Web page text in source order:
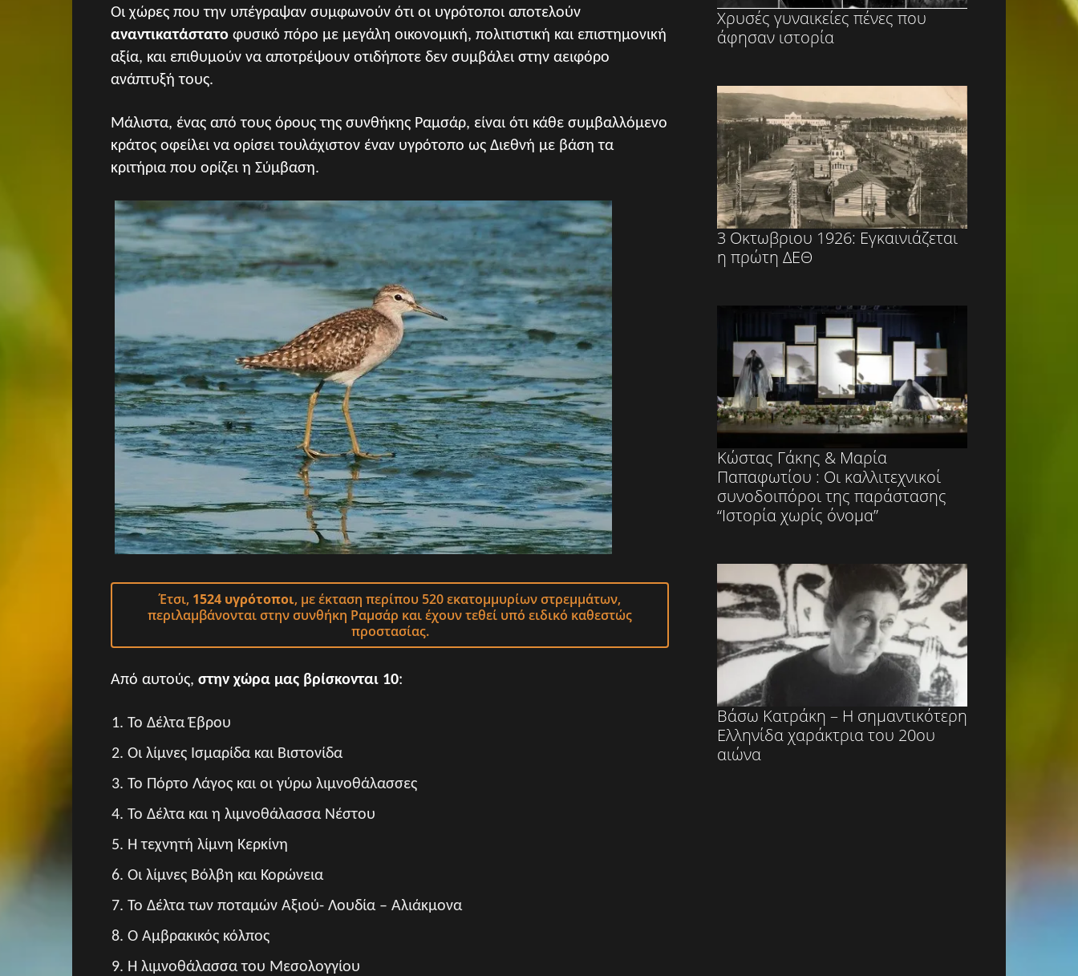
Οι χώρες που την υπέγραψαν συμφωνούν ότι οι υγρότοποι αποτελούν
αναντικατάστατο φυσικό πόρο με μεγάλη οικονομική, πολιτιστική και επιστημονική
αξία, και επιθυμούν να αποτρέψουν οτιδήποτε δεν συμβάλει στην αειφόρο
ανάπτυξή τους.
Μάλιστα, ένας από τους όρους της συνθήκης Ραμσάρ, είναι ότι κάθε συμβαλλόμενο
κράτος οφείλει να ορίσει τουλάχιστον έναν υγρότοπο ως Διεθνή με βάση τα
κριτήρια που ορίζει η Σύμβαση.
Έτσι, 1524 υγρότοποι, με έκταση περίπου 520 εκατομμυρίων στρεμμάτων,
περιλαμβάνονται στην συνθήκη Ραμσάρ και έχουν τεθεί υπό ειδικό καθεστώς
προστασίας.
Από αυτούς, στην χώρα μας βρίσκονται 10:
Το Δέλτα Έβρου
Οι λίμνες Ισμαρίδα και Βιστονίδα
Το Πόρτο Λάγος και οι γύρω λιμνοθάλασσες
Το Δέλτα και η λιμνοθάλασσα Νέστου
Η τεχνητή λίμνη Κερκίνη
Οι λίμνες Βόλβη και Κορώνεια
Το Δέλτα των ποταμών Αξιού- Λουδία – Αλιάκμονα
Ο Αμβρακικός κόλπος
Η λιμνοθάλασσα του Μεσολογγίου
Χρυσές γυναικείες πένες που
άφησαν ιστορία
3 Οκτωβριου 1926: Εγκαινιάζεται
η πρώτη ΔΕΘ
Κώστας Γάκης & Μαρία
Παπαφωτίου : Οι καλλιτεχνικοί
συνοδοιπόροι της παράστασης
“Ιστορία χωρίς όνομα”
Βάσω Κατράκη – Η σημαντικότερη
Ελληνίδα χαράκτρια του 20ου
αιώνα